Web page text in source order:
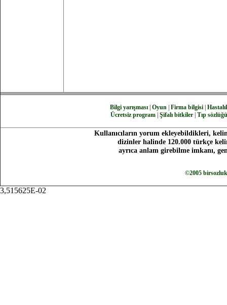
Bilgi yarışması| Oyun| Firma bilgisi|
Ücretsiz program Şifalı bitkiler Tıp sözlüğü
Kullanıcıların yorum ekleyebildikleri,
dizinler halinde 120.000 türkçe
ayrıca anlam girebilme imkanı,
©2005
3,515625E-02